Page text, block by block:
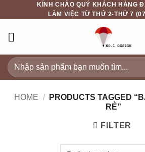
to
content
KÍNH CHÀO QUÝ KHÁCH HÀNG
LÀM VIỆC TỪ THỨ 2-THỨ 7
Search
for:
HOME /
PRODUCTS TAGGED
RẺ”
FILTER